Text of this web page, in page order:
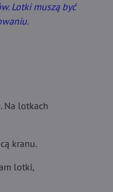
Lotki muszą być
Na lotkach
kranu.
lotki,